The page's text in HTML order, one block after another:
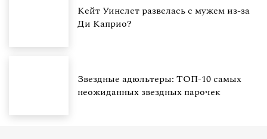
Кейт Уинслет развелась с мужем из-за
Ди Каприо?
Звездные адюльтеры: ТОП-10 самых
неожиданных звездных парочек